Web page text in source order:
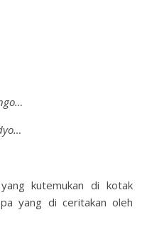
kutemukan di kotak
yang di ceritakan oleh